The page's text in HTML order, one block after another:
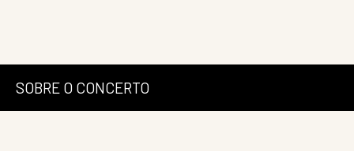
SOBRE O CONCERTO